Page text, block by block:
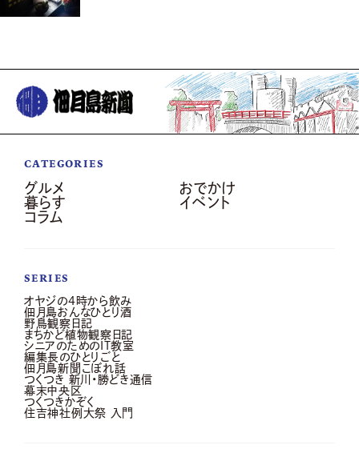
CATEGORIES
グルメ
おでかけ
暮らす
イベント
コラム
SERIES
オヤジの4時から飲み
佃月島おんなひとり酒
野鳥観察日記
まちかど植物観察日記
シニアのためのIT教室
編集長のひとりごと
佃月島新聞こぼれ話
つくつき 新川・勝どき通信
幕末中央区
つくつきかぞく
住吉神社例大祭 入門